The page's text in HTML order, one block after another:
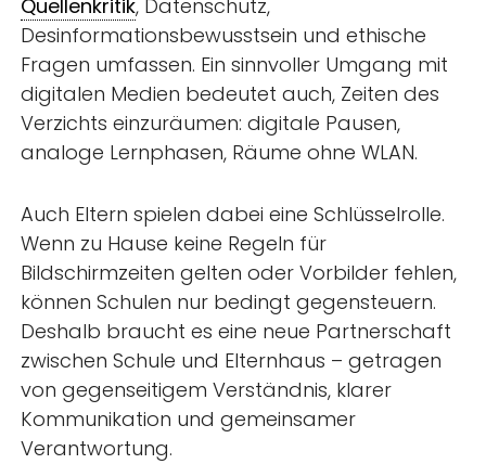
Quellenkritik, Datenschutz,
Desinformationsbewusstsein und ethische
Fragen umfassen. Ein sinnvoller Umgang mit
digitalen Medien bedeutet auch, Zeiten des
Verzichts einzuräumen: digitale Pausen,
analoge Lernphasen, Räume ohne WLAN.
Auch Eltern spielen dabei eine Schlüsselrolle.
Wenn zu Hause keine Regeln für
Bildschirmzeiten gelten oder Vorbilder fehlen,
können Schulen nur bedingt gegensteuern.
Deshalb braucht es eine neue Partnerschaft
zwischen Schule und Elternhaus – getragen
von gegenseitigem Verständnis, klarer
Kommunikation und gemeinsamer
Verantwortung.